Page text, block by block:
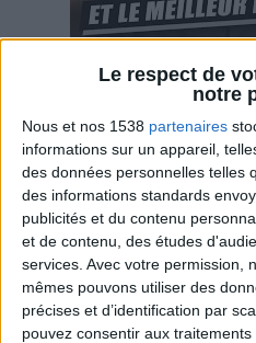
Le respect de
notre
Nous et nos 1538 partenaires
informations sur un appareil,
des données personnelles telles
des informations standards
publicités et du contenu
et de contenu, des études
services. Avec votre permission,
mêmes pouvons utiliser des
précises et d’identification par
pouvez consentir aux
Savane, LU, Pepito,
ces
Webinaires en